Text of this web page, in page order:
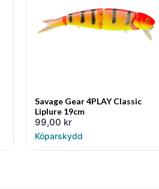
Savage Gear 4PLAY Classic
Liplure 19cm
99,00 kr
Köparskydd